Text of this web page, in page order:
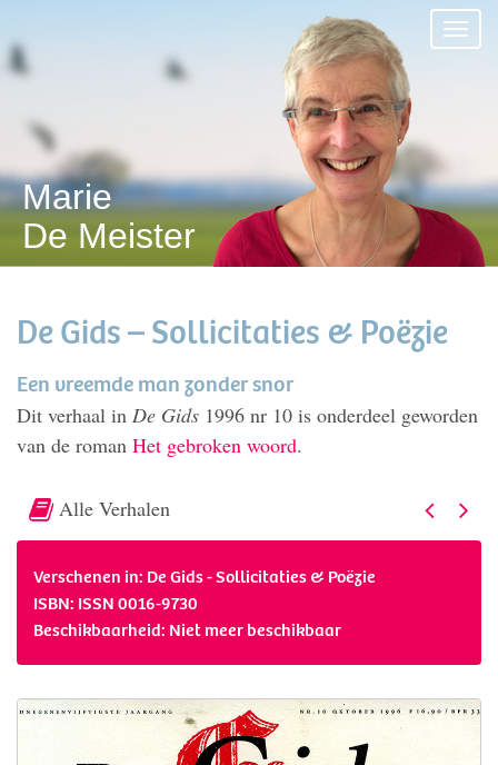
Marie
De Meister
De Gids – Sollicitaties & Poëzie
Een vreemde man zonder snor
Dit verhaal in De Gids 1996 nr 10 is onderdeel geworden
van de roman Het gebroken woord.
Alle Verhalen
Verschenen in: De Gids - Sollicitaties & Poëzie
ISBN: ISSN 0016-9730
Beschikbaarheid: Niet meer beschikbaar